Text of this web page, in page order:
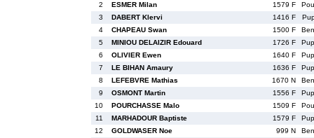
2
ESMER Milan 1579 F
3
DABERT Klervi 1416 F
4
CHAPEAU Swan 1500 F
5
MINIOU DELAIZIR Edouard 1726 F
6
OLIVIER Ewen 1640 F
7
LE BIHAN Amaury 1636 F
8
LEFEBVRE Mathias 1670 N
9
OSMONT Martin 1556 F
10
POURCHASSE Malo 1509 F
11
MARHADOUR Baptiste 1579 F
12
GOLDWASER Noe 999 N